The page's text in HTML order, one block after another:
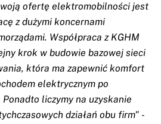
ofertę elektromobilności jest
z dużymi koncernami
Współpraca z KGHM
krok w budowie bazowej sieci
która ma zapewnić komfort
elektrycznym po
liczymy na uzyskanie
działań obu firm" -